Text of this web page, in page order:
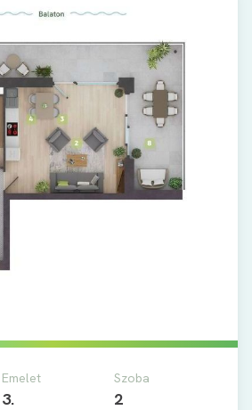
Emelet
3.
Szoba
2